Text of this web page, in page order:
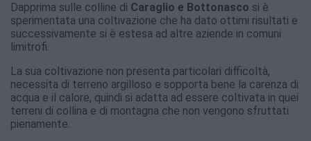
Dapprima sulle colline di Caraglio e Bottonasco si è
sperimentata una coltivazione che ha dato ottimi risultati e
successivamente si è estesa ad altre aziende in comuni
limitrofi.
La sua coltivazione non presenta particolari difficoltà,
necessita di terreno argilloso e sopporta bene la carenza di
acqua e il calore, quindi si adatta ad essere coltivata in quei
terreni di collina e di montagna che non vengono sfruttati
pienamente.